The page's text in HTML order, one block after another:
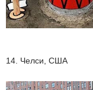
14. Челси, США